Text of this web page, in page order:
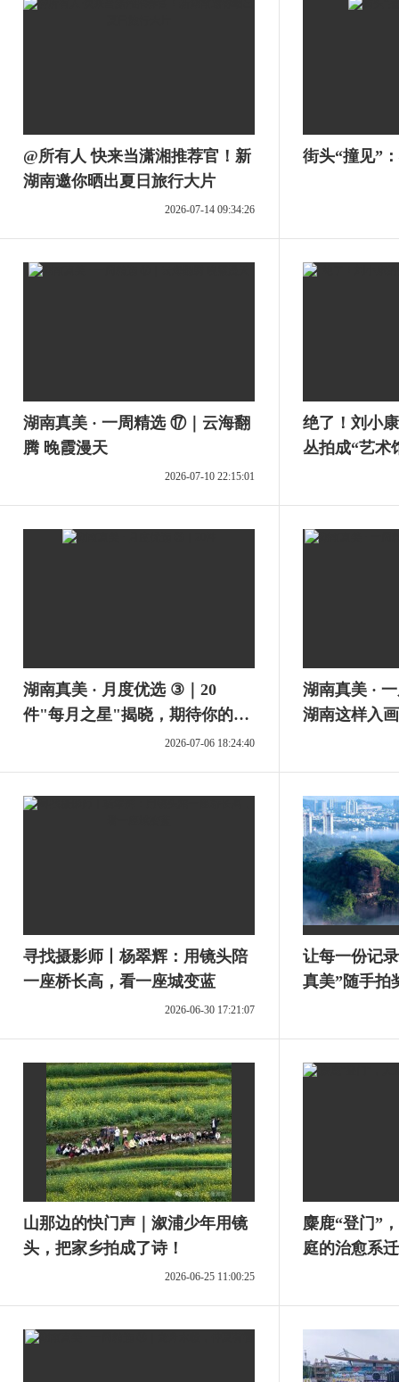
@所有人 快来当潇湘推荐官！新
湖南邀你晒出夏日旅行大片
2026-07-14 09:34:26
街头“撞见”
湖南真美 · 一周精选 ⑰｜云海翻
腾 晚霞漫天
2026-07-10 22:15:01
绝了！刘小
丛拍成“艺术
湖南真美 · 月度优选 ③｜20
件"每月之星"揭晓，期待你的参
2026-07-06 18:24:40
湖南真美 ·
湖南这样入画
寻找摄影师丨杨翠辉：用镜头陪
一座桥长高，看一座城变蓝
2026-06-30 17:21:07
让每一份记
真美”随手拍
山那边的快门声｜溆浦少年用镜
头，把家乡拍成了诗！
2026-06-25 11:00:25
麋鹿“登门”
庭的治愈系